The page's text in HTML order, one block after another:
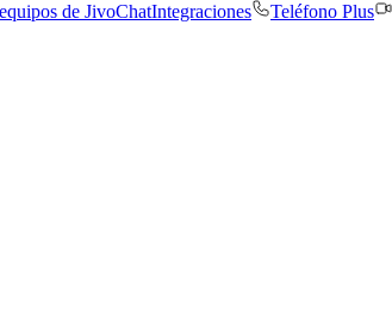
de JivoChatIntegraciones Teléfono Plus